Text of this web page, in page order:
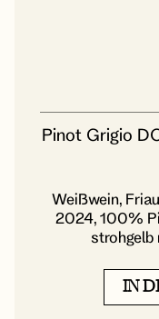
Pinot Grigio
Weißwein,
2024, 100%
strohgelb
IN